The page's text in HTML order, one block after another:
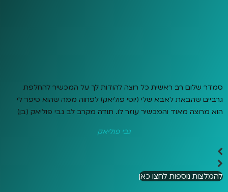
סמדר שלום רב ראשית כל רוצה להודות לך על המכשיר להחלפת
גרביים שהבאת לאבא שלי (יוסי פוליאק) לפחוה ממה שהוא סיפר לי
הוא מרוצה מאוד והמכשיר עוזר לו. תודה מקרב לב גבי פוליאק (בן)
גבי פוליאק
להמלצות נוספות לחצו כאן